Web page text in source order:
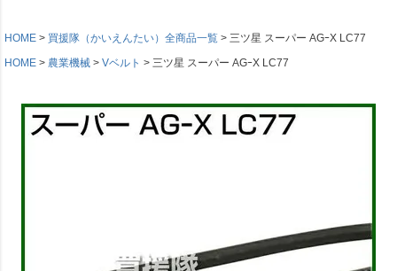
HOME 買援隊（かいえんたい）全商品一覧
三ツ星 スーパー AGｰX LC77
HOME
農業機械 Vベルト 三ツ星 スーパー AGｰX LC77